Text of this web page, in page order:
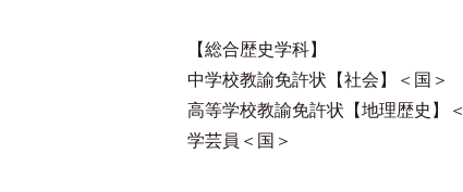
【総合歴史学科】
中学校教諭免許状【社会】＜国＞
高等学校教諭免許状【地理歴史】
学芸員＜国＞